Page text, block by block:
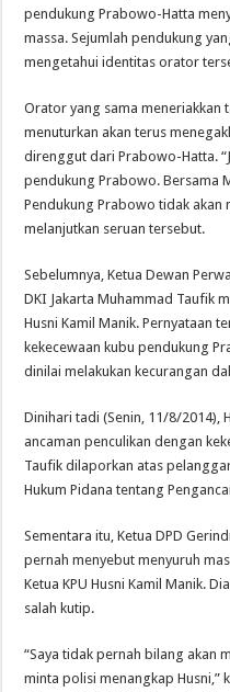
pendukung Prabowo-Hatta
massa. Sejumlah pendukung
mengetahui identitas orator
Orator yang sama meneriakkan
menuturkan akan terus
direnggut dari Prabowo-Hatta.
pendukung Prabowo. Bersama
Pendukung Prabowo tidak akan
melanjutkan seruan tersebut.
Sebelumnya, Ketua Dewan
DKI Jakarta Muhammad Taufik
Husni Kamil Manik. Pernyataan
kekecewaan kubu pendukung
dinilai melakukan kecurangan
Dinihari tadi (Senin, 11/8/2014),
ancaman penculikan dengan
Taufik dilaporkan atas
Hukum Pidana tentang
Sementara itu, Ketua DPD
pernah menyebut menyuruh
Ketua KPU Husni Kamil Manik.
salah kutip.
“Saya tidak pernah bilang akan
minta polisi menangkap Husni,”